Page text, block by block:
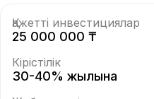
Қажетті инвестициялар
25 000 000 ₸
Кірістілік
30-40% жылына